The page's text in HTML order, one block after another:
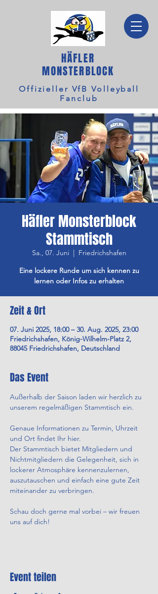
HÄFLER
MONSTERBLOCK
Offizieller VfB Volleyball
Fanclub
Häfler Monsterblock
Stammtisch
Sa., 07. Juni
  |
Friedrichshafen
Eine lockere Runde um sich kennen zu
lernen oder Infos zu erhalten
Zeit & Ort
07. Juni 2025, 18:00 – 30. Aug. 2025, 23:00
Friedrichshafen, König-Wilhelm-Platz 2,
88045 Friedrichshafen, Deutschland
Das Event
Außerhalb der Saison laden wir herzlich zu
unserem regelmäßigen Stammtisch ein.
Genaue Informationen zu Termin, Uhrzeit
und Ort findet Ihr hier.
Der Stammtisch bietet Mitgliedern und
Nichtmitgliedern die Gelegenheit, sich in
lockerer Atmosphäre kennenzulernen,
auszutauschen und einfach eine gute Zeit
miteinander zu verbringen.
Schau doch gerne mal vorbei – wir freuen
uns auf dich!
Event teilen